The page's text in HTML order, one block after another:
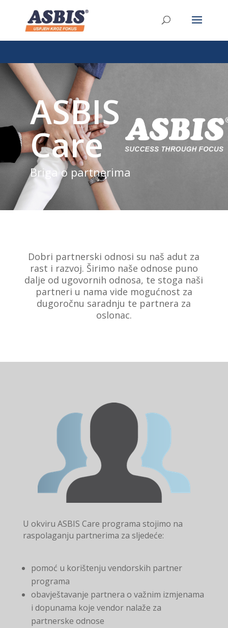
left:-955px; }
ASBIS
Care
Briga o partnerima
Dobri partnerski odnosi su naš adut za
rast i razvoj. Širimo naše odnose puno
dalje od ugovornih odnosa, te stoga naši
partneri u nama vide mogućnost za
dugoročnu saradnju te partnera za
oslonac.
U okviru ASBIS Care programa stojimo na
raspolaganju partnerima za sljedeće:
pomoć u korištenju vendorskih partner
programa
obavještavanje partnera o važnim izmjenama
i dopunama koje vendor nalaže za
partnerske odnose